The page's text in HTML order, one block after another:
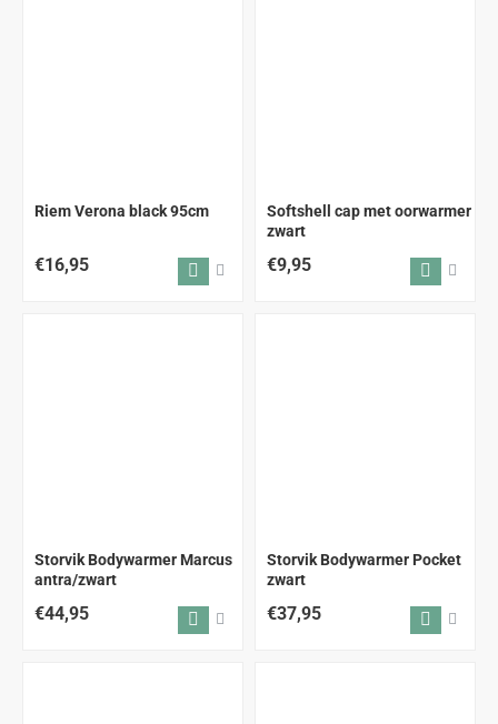
Riem Verona black 95cm
€16,95
Softshell cap met oorwarmer
zwart
€9,95
Storvik Bodywarmer Marcus
antra/zwart
€44,95
Storvik Bodywarmer Pocket
zwart
€37,95